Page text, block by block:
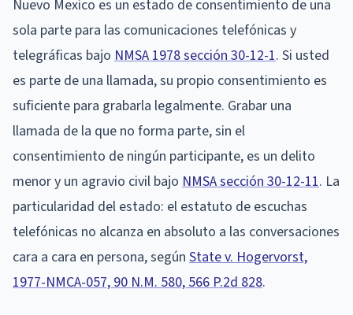
Nuevo Mexico es un estado de consentimiento de una
sola parte para las comunicaciones telefónicas y
telegráficas bajo NMSA 1978 sección 30-12-1. Si usted
es parte de una llamada, su propio consentimiento es
suficiente para grabarla legalmente. Grabar una
llamada de la que no forma parte, sin el
consentimiento de ningún participante, es un delito
menor y un agravio civil bajo NMSA sección 30-12-11. La
particularidad del estado: el estatuto de escuchas
telefónicas no alcanza en absoluto a las conversaciones
cara a cara en persona, según State v. Hogervorst,
1977-NMCA-057, 90 N.M. 580, 566 P.2d 828.